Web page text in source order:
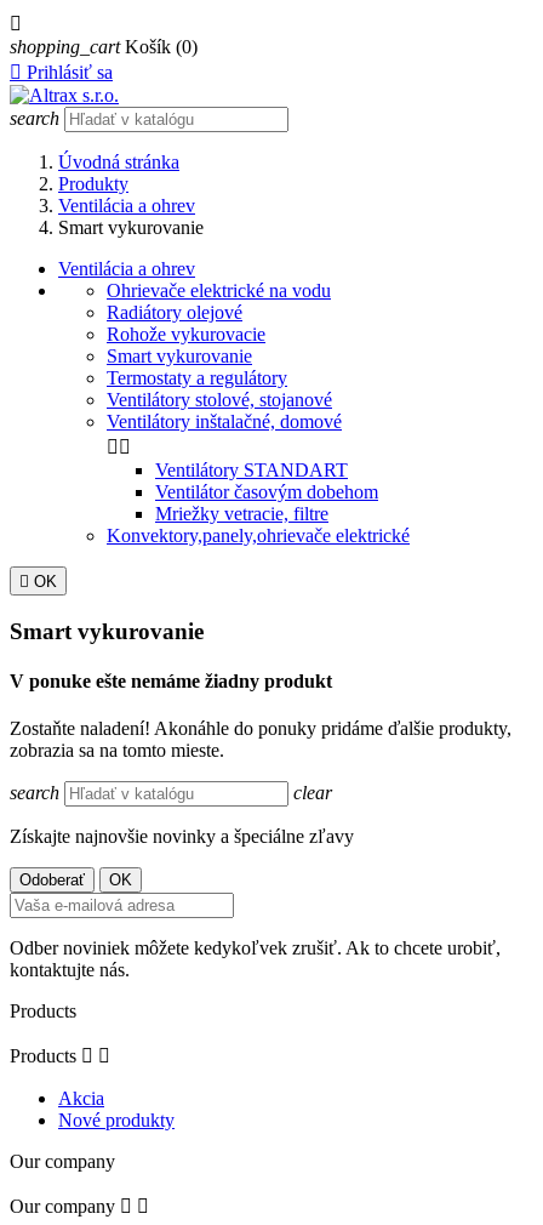

shopping_cart Košík (0)
 Prihlásiť sa
search
Úvodná stránka
Produkty
Ventilácia a ohrev
Smart vykurovanie
Ventilácia a ohrev
Ohrievače elektrické na vodu
Radiátory olejové
Rohože vykurovacie
Smart vykurovanie
Termostaty a regulátory
Ventilátory stolové, stojanové
Ventilátory inštalačné, domové
 
Ventilátory STANDART
Ventilátor časovým dobehom
Mriežky vetracie, filtre
Konvektory,panely,ohrievače elektrické
 OK
Smart vykurovanie
V ponuke ešte nemáme žiadny produkt
Zostaňte naladení! Akonáhle do ponuky pridáme ďalšie produkty,
zobrazia sa na tomto mieste.
search clear
Získajte najnovšie novinky a špeciálne zľavy
Odber noviniek môžete kedykoľvek zrušiť. Ak to chcete urobiť,
kontaktujte nás.
Products
Products  
Akcia
Nové produkty
Our company
Our company  